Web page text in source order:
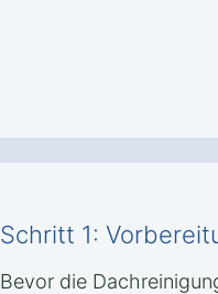
Schritt 1:
Bevor die